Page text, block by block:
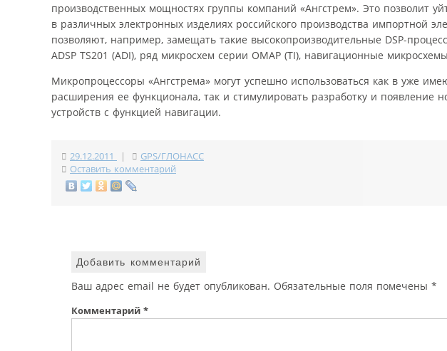
производственных мощностях группы компаний «Ангстрем». Это позволит
в различных электронных изделиях российского производства импортной
позволяют, например, замещать такие высокопроизводительные DSP-
ADSP TS201 (ADI), ряд микросхем серии OMAP (TI), навигационные
Микропроцессоры «Ангстрема» могут успешно использоваться как в уже
расширения ее функционала, так и стимулировать разработку и появление
устройств с функцией навигации.
29.12.2011 |
GPS/ГЛОНАСС
Оставить комментарий
Добавить комментарий
Ваш адрес email не будет опубликован. Обязательные поля помечены *
Комментарий *